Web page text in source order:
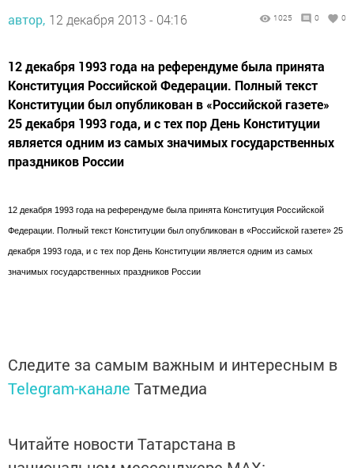
автор, 12 декабря 2013 - 04:16 1025 0 0
12 декабря 1993 года на референдуме была принята
Конституция Российской Федерации. Полный текст
Конституции был опубликован в «Российской газете»
25 декабря 1993 года, и с тех пор День Конституции
является одним из самых значимых государственных
праздников России
12 декабря 1993 года на референдуме была принята Конституция Российской
Федерации. Полный текст Конституции был опубликован в «Российской газете» 25
декабря 1993 года, и с тех пор День Конституции является одним из самых
значимых государственных праздников России
Следите за самым важным и интересным в
Telegram-канале Татмедиа
Читайте новости Татарстана в